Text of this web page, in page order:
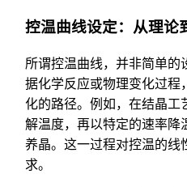
控温曲线设定：从理论
所谓控温曲线，并非简单
据化学反应或物理变化过程
化的路径。例如，在结晶
解温度，再以特定的速率降
养晶。这一过程对控温的
求。